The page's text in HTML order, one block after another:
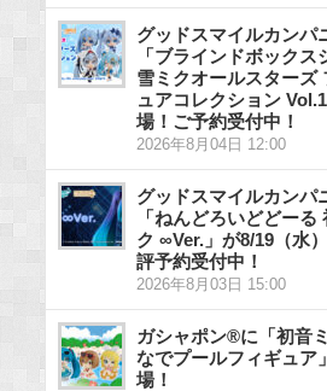
グッドスマイルカンパ
「ブラインドボックス
雪ミクオールスターズ
ュアコレクション
場！ご予約受付中！
2026年8月04日 12:00
グッドスマイルカンパ
「ねんどろいどどーる
ク ∞Ver.」が8/19（水
評予約受付中！
2026年8月03日 15:00
ガシャポン®に「初音
なでプールフィギュア
場！